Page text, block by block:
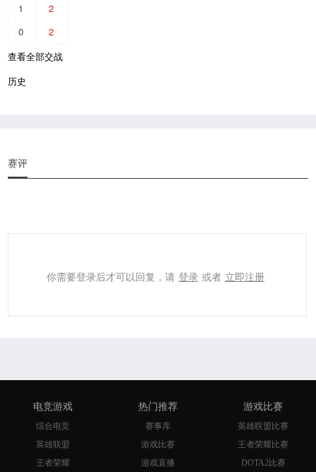
1
2
0
2
查看全部交战
历史
赛评
你需要登录后才可以回复，请 登录 或者 立即注册
电竞游戏
综合电竞
英雄联盟
王者荣耀
热门推荐
赛事库
游戏比赛
游戏直播
游戏比赛
英雄联盟比赛
王者荣耀比赛
DOTA2比赛